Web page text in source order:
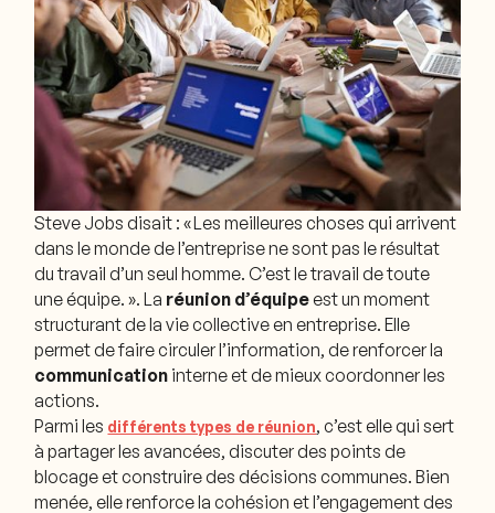
Steve Jobs disait : «Les meilleures choses qui arrivent
dans le monde de l’entreprise ne sont pas le résultat
du travail d’un seul homme. C’est le travail de toute
une équipe.». La réunion d’équipeest un moment
structurant de la vie collective en entreprise. Elle
permet de faire circuler l’information, de renforcer la
communication interne et de mieux coordonner les
actions.
Parmi les différents types de réunion, c’est elle qui sert
à partager les avancées, discuter des points de
blocage et construire des décisions communes. Bien
menée, elle renforce la cohésion et l’engagement des